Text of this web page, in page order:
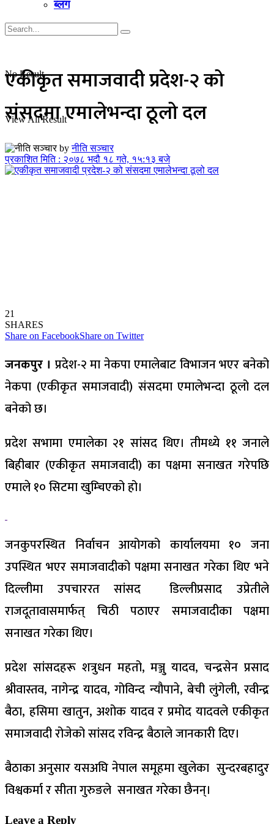
ब्लग
No Result
View All Result
एकीकृत समाजवादी प्रदेश-२ को
संसदमा एमालेभन्दा ठूलो दल
by नीति सञ्चार
प्रकाशित मिति : २०७८ भदौ १८ गते, १५:१३ बजे
21
SHARES
Share on FacebookShare on Twitter
जनकपुर । प्रदेश-२ मा नेकपा एमालेबाट विभाजन भएर बनेको
नेकपा (एकीकृत समाजवादी) संसदमा एमालेभन्दा ठूलो दल
बनेको छ।
प्रदेश सभामा एमालेका २१ सांसद थिए। तीमध्ये ११ जनाले
बिहीबार (एकीकृत समाजवादी) का पक्षमा सनाखत गरेपछि
एमाले १० सिटमा खुम्चिएको हो।
जनकुपरस्थित निर्वाचन आयोगको कार्यालयमा १० जना
उपस्थित भएर समाजवादीको पक्षमा सनाखत गरेका थिए भने
दिल्लीमा उपचाररत सांसद डिल्लीप्रसाद उप्रेतीले
राजदूतावासमार्फत् चिठी पठाएर समाजवादीका पक्षमा
सनाखत गरेका थिए।
प्रदेश सांसदहरू शत्रुधन महतो, मञ्जु यादव, चन्द्रसेन प्रसाद
श्रीवास्तव, नागेन्द्र यादव, गोविन्द न्यौपाने, बेची लुंगेली, रवीन्द्र
बैठा, हसिमा खातुन, अशोक यादव र प्रमोद यादवले एकीकृत
समाजवादी रोजेको सांसद रविन्द्र बैठाले जानकारी दिए।
बैठाका अनुसार यसअघि नेपाल समूहमा खुलेका सुन्दरबहादुर
विश्वकर्मा र सीता गुरुङले सनाखत गरेका छैनन्।
Leave a Reply